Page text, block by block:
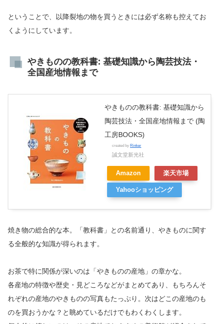
ということで、以降裂地の物を買うときには必ず名称も控えてお
くようにしています。
やきものの教科書: 基礎知識から陶芸技法・
全国産地情報まで
やきものの教科書: 基礎知識から
陶芸技法・全国産地情報まで (陶
工房BOOKS)
created by Rinker
誠文堂新光社
Amazon 楽天市場
Yahooショッピング
焼き物の総合的な本。「教科書」との名前通り、やきものに関す
る全般的な知識が得られます。
お茶で特に関係が深いのは「やきものの産地」の章かな。
各産地の特徴や歴史・見どころなどがまとめてあり、もちろんそ
れぞれの産地のやきものの写真もたっぷり。次はどこの産地のも
のを買おうかな？と眺めているだけでもわくわくします。